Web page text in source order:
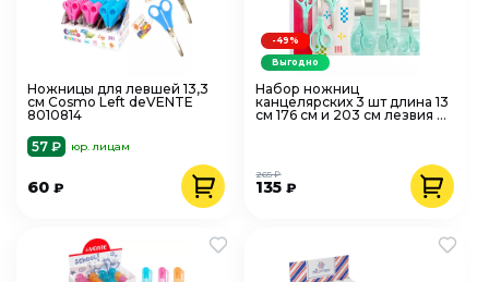
Ножницы для левшей 13,3
см Cosmo Left deVENTE
8010814
57 ₽
юр. лицам
60 ₽
Набор ножниц
канцелярских 3 шт длина 13
см 176 см и 203 см лезвия из
135₽
265 ₽
-49%
Выгодно